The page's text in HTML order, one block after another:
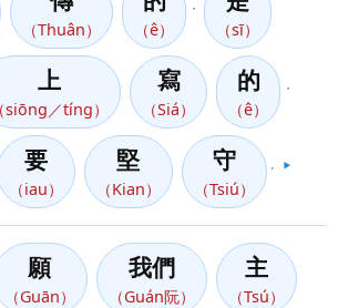
（Thuân） （ê） （sī）
上
（siōng／tíng）
寫
（Siá）
的
（ê）
要
（iau）
堅
（Kian）
守
（Tsiú）
▶️
願
（Guān）
我們
（Guán阮）
主
（Tsú）